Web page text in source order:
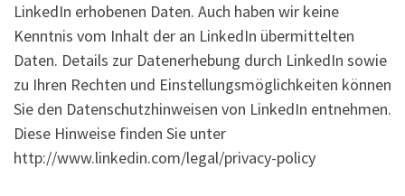
LinkedIn erhobenen Daten. Auch haben wir keine
Kenntnis vom Inhalt der an LinkedIn übermittelten
Daten. Details zur Datenerhebung durch LinkedIn sowie
zu Ihren Rechten und Einstellungsmöglichkeiten können
Sie den Datenschutzhinweisen von LinkedIn entnehmen.
Diese Hinweise finden Sie unter
http://www.linkedin.com/legal/privacy-policy